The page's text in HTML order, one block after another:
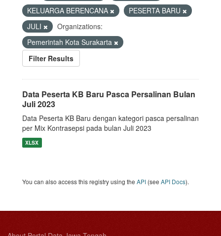
KELUARGA BERENCANA
PESERTA BARU
JULI
Organizations:
Pemerintah Kota Surakarta
Filter Results
Data Peserta KB Baru Pasca Persalinan Bulan
Juli 2023
Data Peserta KB Baru dengan kategori pasca persalinan
per Mix Kontrasepsi pada bulan Juli 2023
XLSX
You can also access this registry using the API (see API Docs).